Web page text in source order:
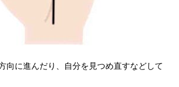
向に進んだり、自分を見つめ直すなどして